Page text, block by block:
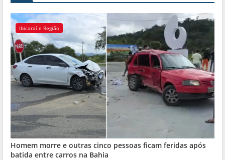
Ibicaraí e Região
Homem morre e outras cinco pessoas ficam feridas após
batida entre carros na Bahia